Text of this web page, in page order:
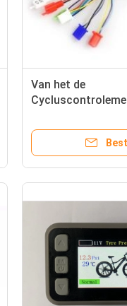
Van het de
gelijkstroom
Motorfiets van de